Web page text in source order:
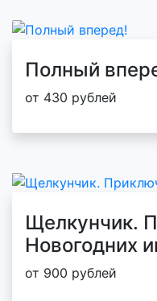
Полный
от 430 рублей
Щелкунчик.
Новогодних
от 900 рублей